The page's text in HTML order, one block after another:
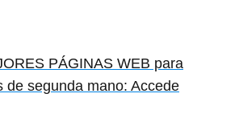
PÁGINAS WEB para
de segunda mano: Accede